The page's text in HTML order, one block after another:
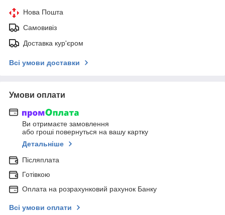
Нова Пошта
Самовивіз
Доставка кур'єром
Всі умови доставки
Умови оплати
Ви отримаєте замовлення
або гроші повернуться на вашу картку
Детальніше
Післяплата
Готівкою
Оплата на розрахунковий рахунок Банку
Всі умови оплати